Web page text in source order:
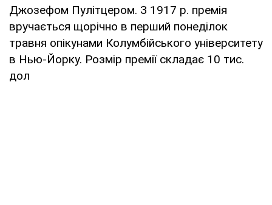
Джозефом Пулітцером. З 1917 р. премія
вручається щорічно в перший понеділок
травня опікунами Колумбійського університету
в Нью-Йорку. Розмір премії складає 10 тис.
дол